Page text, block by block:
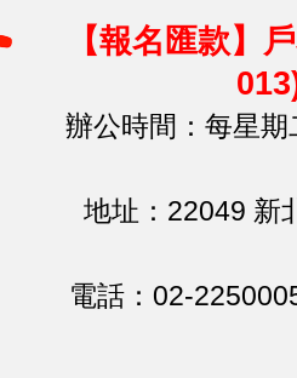
【報名匯款】
辦公時間：每星
地址：22049 新
電話：02-